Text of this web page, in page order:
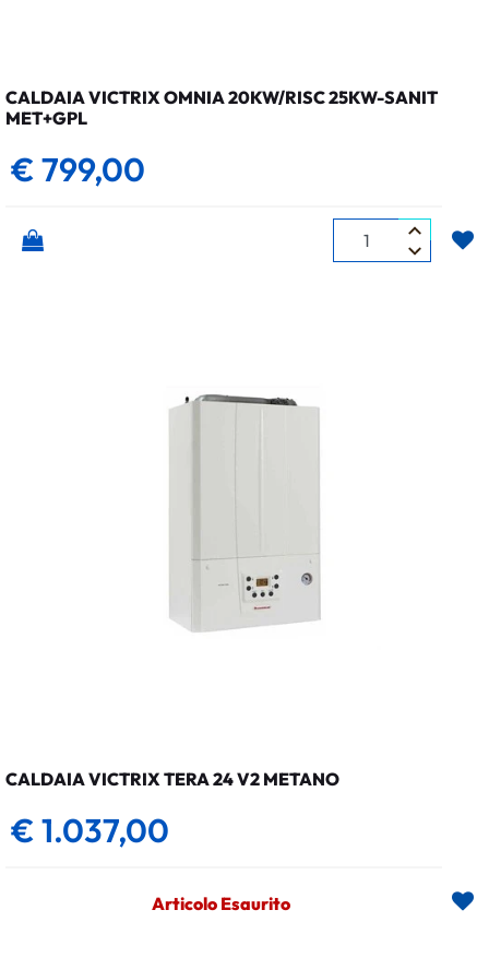
CALDAIA VICTRIX OMNIA 20KW/RISC 25KW-SANIT
MET+GPL
€ 799,00
Quantità
CALDAIA VICTRIX TERA 24 V2 METANO
€ 1.037,00
Articolo Esaurito